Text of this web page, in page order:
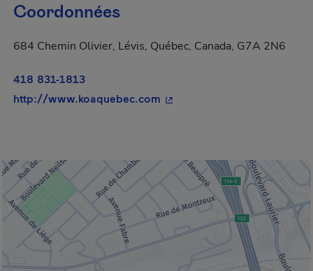
Coordonnées
684 Chemin Olivier, Lévis, Québec, Canada, G7A 2N6
418 831-1813
http://www.koaquebec.com - Cet hyperlien s'ouvrira